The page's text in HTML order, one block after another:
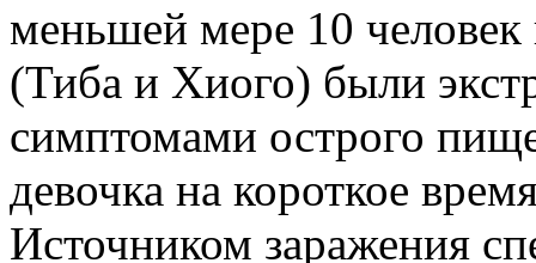
меньшей мере 10 человек
(Тиба и Хиого) были
симптомами острого
девочка на короткое
Источником заражения